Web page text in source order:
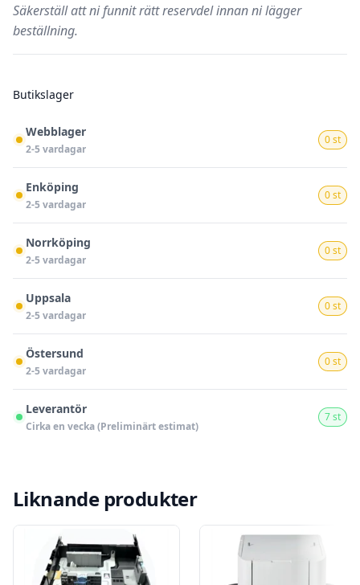
Säkerställ att ni funnit rätt reservdel innan ni lägger
beställning.
Butikslager
Webblager
2-5 vardagar
0 st
Enköping
2-5 vardagar
0 st
Norrköping
2-5 vardagar
0 st
Uppsala
2-5 vardagar
0 st
Östersund
2-5 vardagar
0 st
Leverantör
Cirka en vecka (Preliminärt estimat)
7 st
Liknande produkter